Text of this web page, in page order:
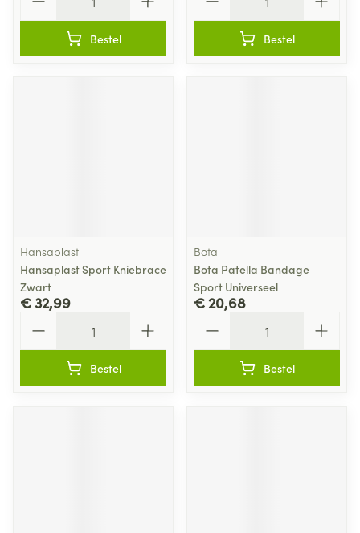
Bestel Bestel
Hansaplast
Hansaplast Sport Kniebrace
Zwart
€ 32,99
Bestel
Bota
Bota Patella Bandage
Sport Universeel
€ 20,68
Bestel